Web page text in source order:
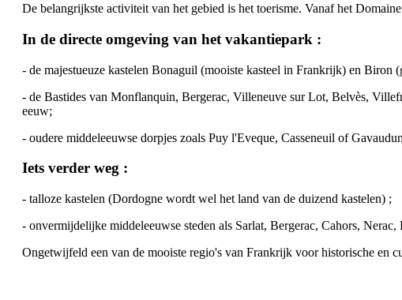
De belangrijkste activiteit van het gebied is het toerisme. Vanaf het
In de directe omgeving van het vakantiepark :
- de majestueuze kastelen Bonaguil (mooiste kasteel in Frankrijk) en Biron
- de Bastides van Monflanquin, Bergerac, Villeneuve sur Lot, Belvès,
eeuw;
- oudere middeleeuwse dorpjes zoals Puy l'Eveque, Casseneuil of
Iets verder weg :
- talloze kastelen (Dordogne wordt wel het land van de duizend kastelen) ;
- onvermijdelijke middeleeuwse steden als Sarlat, Bergerac, Cahors, Nerac,
Ongetwijfeld een van de mooiste regio's van Frankrijk voorhistorische en